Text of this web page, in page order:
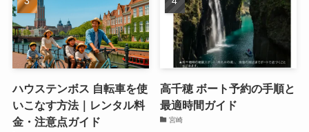
ハウステンボス 自転車を使
いこなす方法｜レンタル料
金・注意点ガイド
高千穂 ボート予約の手順と
最適時間ガイド
宮崎